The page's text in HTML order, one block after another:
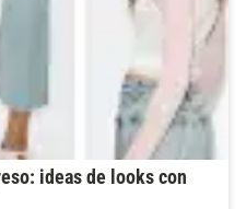
ideas de looks con